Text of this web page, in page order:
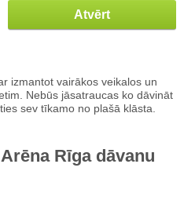
Atvērt
izmantot vairākos veikalos un
Nebūs jāsatraucas ko dāvināt
sev tīkamo no plašā klāsta.
Rīga dāvanu